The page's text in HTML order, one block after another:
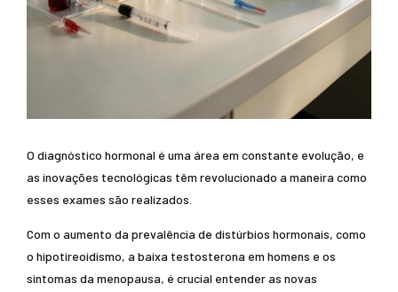
O diagnóstico hormonal é uma área em constante evolução, e
as inovações tecnológicas têm revolucionado a maneira como
esses exames são realizados.
Com o aumento da prevalência de distúrbios hormonais, como
o hipotireoidismo, a baixa testosterona em homens e os
sintomas da menopausa, é crucial entender as novas